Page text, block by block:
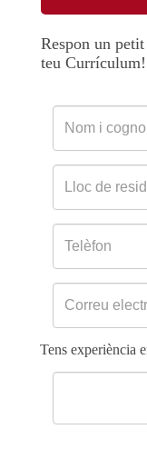
Respon un
teu Currículum!
Tens experiència